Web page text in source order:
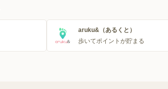
aruku&（あるくと）
歩いてポイントが貯まる